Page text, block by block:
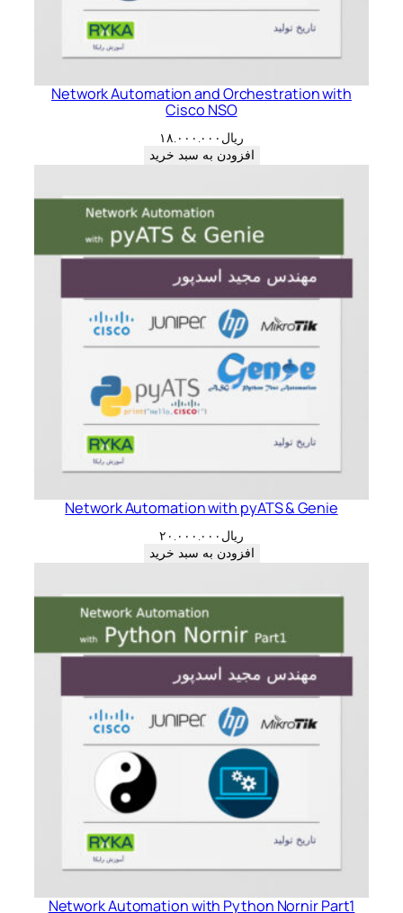
Network Automation and Orchestration with
Cisco NSO
ریال ۱۸.۰۰۰.۰۰۰
افزودن به سبد خرید
Network Automation with pyATS & Genie​
ریال ۲۰.۰۰۰.۰۰۰
افزودن به سبد خرید
Network Automation with Python Nornir Part1